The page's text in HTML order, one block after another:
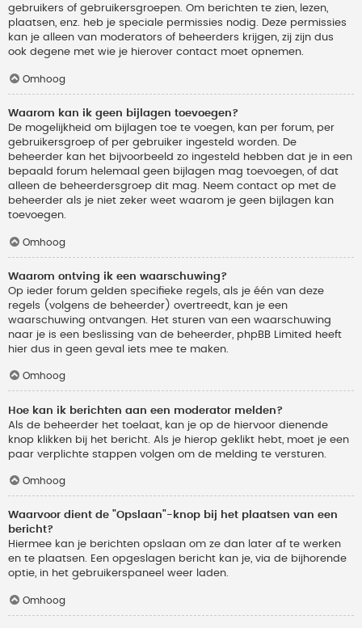
gebruikers of gebruikersgroepen. Om berichten te zien, lezen,
plaatsen, enz. heb je speciale permissies nodig. Deze permissies
kan je alleen van moderators of beheerders krijgen, zij zijn dus
ook degene met wie je hierover contact moet opnemen.
Omhoog
Waarom kan ik geen bijlagen toevoegen?
De mogelijkheid om bijlagen toe te voegen, kan per forum, per
gebruikersgroep of per gebruiker ingesteld worden. De
beheerder kan het bijvoorbeeld zo ingesteld hebben dat je in een
bepaald forum helemaal geen bijlagen mag toevoegen, of dat
alleen de beheerdersgroep dit mag. Neem contact op met de
beheerder als je niet zeker weet waarom je geen bijlagen kan
toevoegen.
Omhoog
Waarom ontving ik een waarschuwing?
Op ieder forum gelden specifieke regels, als je één van deze
regels (volgens de beheerder) overtreedt, kan je een
waarschuwing ontvangen. Het sturen van een waarschuwing
naar je is een beslissing van de beheerder, phpBB Limited heeft
hier dus in geen geval iets mee te maken.
Omhoog
Hoe kan ik berichten aan een moderator melden?
Als de beheerder het toelaat, kan je op de hiervoor dienende
knop klikken bij het bericht. Als je hierop geklikt hebt, moet je een
paar verplichte stappen volgen om de melding te versturen.
Omhoog
Waarvoor dient de "Opslaan"-knop bij het plaatsen van een
bericht?
Hiermee kan je berichten opslaan om ze dan later af te werken
en te plaatsen. Een opgeslagen bericht kan je, via de bijhorende
optie, in het gebruikerspaneel weer laden.
Omhoog